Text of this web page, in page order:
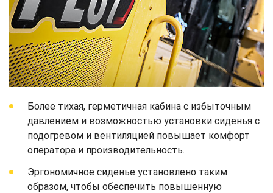
Более тихая, герметичная кабина с избыточным
давлением и возможностью установки сиденья с
подогревом и вентиляцией повышает комфорт
оператора и производительность.
Эргономичное сиденье установлено таким
образом, чтобы обеспечить повышенную